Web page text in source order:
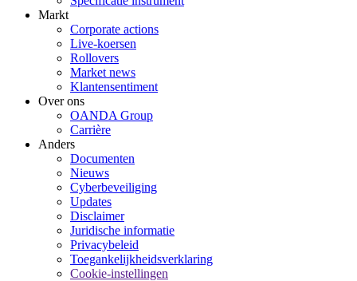
Markt
Corporate actions
Live-koersen
Rollovers
Market news
Klantensentiment
Over ons
OANDA Group
Carrière
Anders
Documenten
Nieuws
Cyberbeveiliging
Updates
Disclaimer
Juridische informatie
Privacybeleid
Toegankelijkheidsverklaring
Cookie-instellingen